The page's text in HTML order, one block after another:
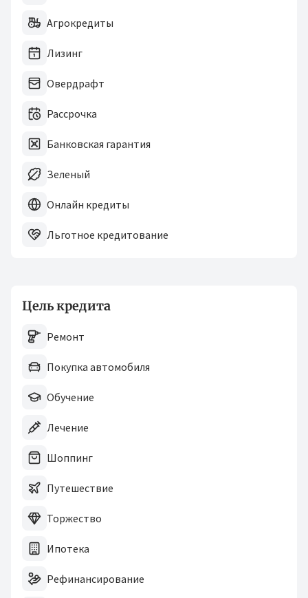
Агрокредиты
Лизинг
Овердрафт
Рассрочка
Банковская гарантия
Зеленый
Онлайн кредиты
Льготное кредитование
Цель кредита
Ремонт
Покупка автомобиля
Обучение
Лечение
Шоппинг
Путешествие
Торжество
Ипотека
Рефинансирование